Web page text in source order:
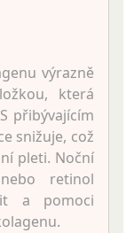
výrazně
která
přibývajícím
snižuje, což
pleti. Noční
retinol
a pomoci